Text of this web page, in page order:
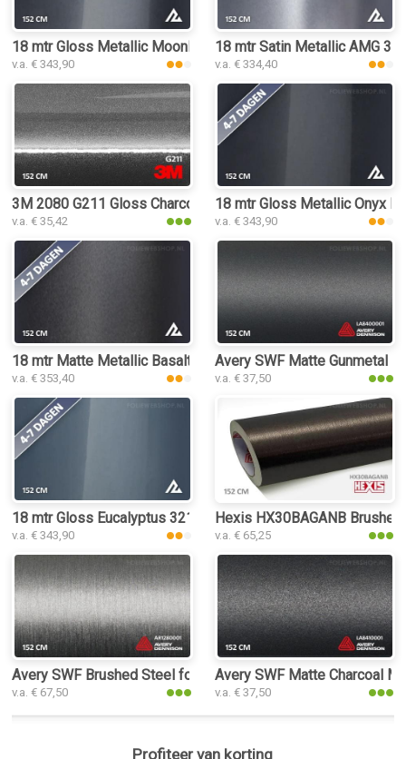
18 mtr Gloss Metallic Moonlight Grey 3179 folie
v.a. € 343,90
18 mtr Satin Metallic AMG
v.a. € 334,40
3M 2080 G211 Gloss Charcoal Metallic
v.a. € 35,42
18 mtr Gloss Metallic Onyx
v.a. € 343,90
18 mtr Matte Metallic Basalt Grey 3097 folie
v.a. € 353,40
Avery SWF Matte Gunmetal
v.a. € 37,50
18 mtr Gloss Eucalyptus 3210 folie
v.a. € 343,90
Hexis HX30BAGANB
v.a. € 65,25
Avery SWF Brushed Steel folie
v.a. € 67,50
Avery SWF Matte Charcoal
v.a. € 37,50
Profiteer van korting